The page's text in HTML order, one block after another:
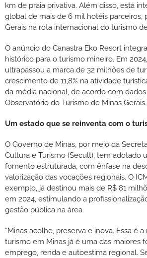
km de praia privativa. Além disso, está
global de mais de 6 mil hotéis parceiros,
Gerais na rota internacional do turismo
O anúncio do Canastra Eko Resort
histórico para o turismo mineiro. Em
ultrapassou a marca de 32 milhões de
crescimento de 11,8% na atividade
da média nacional, de acordo com
Observatório do Turismo de Minas Gerais.
Um estado que se reinventa com o
O Governo de Minas, por meio da
Cultura e Turismo (Secult), tem adotado
fomento estruturada, com ênfase na
valorização das vocações regionais. O
exemplo, já destinou mais de R$ 81
em 2024, estimulando a
gestão pública na área.
“Minas acolhe, preserva e inova. Essa é a
turismo em Minas já é uma das maiores
emprego, renda e autoestima regional.